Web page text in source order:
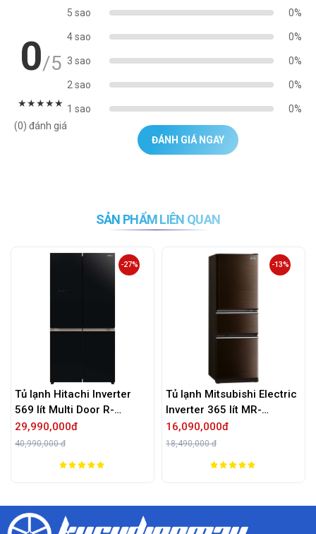
0/5
★★★★★
(0) đánh giá
5 sao 0%
4 sao 0%
3 sao 0%
2 sao 0%
1 sao 0%
ĐÁNH GIÁ NGAY
SẢN PHẨM LIÊN QUAN
Tủ lạnh Hitachi Inverter
569 lít Multi Door R-
WB640VGV0 GBK
29,990,000đ
40,990,000 đ
-27%
Tủ lạnh Mitsubishi Electric
Inverter 365 lít MR-
CX46ER-BRW-V
16,090,000đ
18,490,000 đ
-13%